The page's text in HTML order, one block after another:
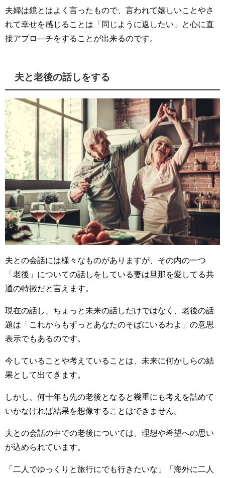
夫婦は鏡とはよく言ったもので、言われて嬉しいことやさ
れて幸せを感じることは「同じように返したい」と心に直
接アプロ―チをすることが出来るのです。
夫と老後の話しをする
夫との会話には様々なものがありますが、その内の一つ
「老後」についての話しをしている妻は旦那を愛してる共
通の特徴だと言えます。
現在の話し、ちょっと未来の話しだけではなく、老後の話
題は「これからもずっとあなたのそばにいるわよ」の意思
表示でもあるのです。
今していることや考えていることは、未来に何かしらの結
果として出てきます。
しかし、何十年も先の老後となると幾重にも考えを詰めて
いかなければ結果を想像することはできません。
夫との会話の中での老後については、理想や希望への思い
が込められています。
「二人でゆっくりと旅行にでも行きたいな」「海外に二人